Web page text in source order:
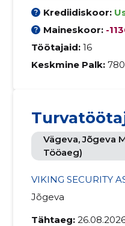
Krediidiskoor:
Maineskoor: -
Töötajaid: 16
Keskmine Palk:
Vägeva, Jõgeva
Tööaeg)
VIKING SECURITY
Jõgeva
Tähtaeg: